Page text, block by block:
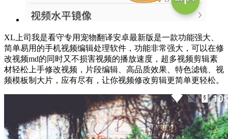
XL上司我是看守专用宠物翻译安卓最新版是一款功能强大、
简单易用的手机视频编辑处理软件，功能非常强大，可以在修
改视频md的同时又不损害视频的播放速度，超多视频剪辑素
材轻松上手修改视频，片段编辑、高品质效果、特色滤镜、视
频模板制大片，应有尽有，让你视频修改剪辑更简单更轻松。